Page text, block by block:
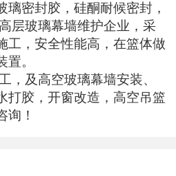
璃密封胶，硅酮耐候密封，
层玻璃幕墙维护企业，采
工，安全性能高，在篮体做
置。
，及高空玻璃幕墙安装、
打胶，开窗改造，高空吊篮
询！